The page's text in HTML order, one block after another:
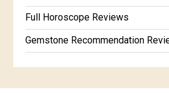
Full Horoscope Reviews
Gemstone Recommendation
In-Depth Horoscope Reviews